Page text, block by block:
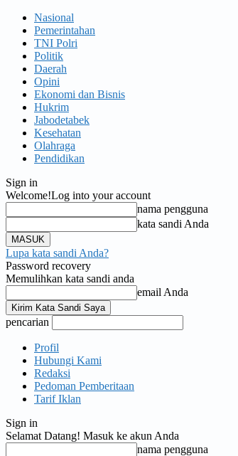
Nasional
Pemerintahan
TNI Polri
Politik
Daerah
Opini
Ekonomi dan Bisnis
Hukrim
Jabodetabek
Kesehatan
Olahraga
Pendidikan
Sign in
Welcome!Log into your account
nama pengguna
kata sandi Anda
Lupa kata sandi Anda?
Password recovery
Memulihkan kata sandi anda
email Anda
pencarian
Profil
Hubungi Kami
Redaksi
Pedoman Pemberitaan
Tarif Iklan
Sign in
Selamat Datang! Masuk ke akun Anda
nama pengguna